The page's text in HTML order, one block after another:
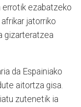
errotik ezabatzeko
jatorriko
gizarteratzea
da Espainiako
aitortza gisa.
zutenetik ia